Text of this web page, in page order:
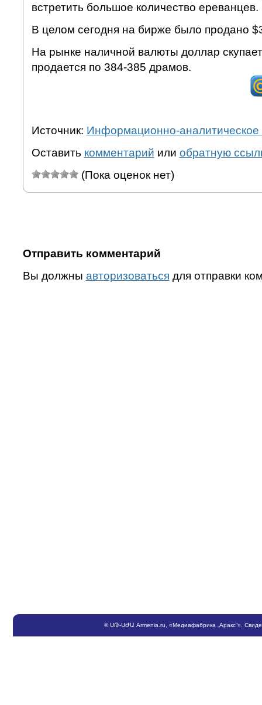
встретить большое количество ереванцев.
В целом сегодня на бирже было продано
На рынке наличной валюты доллар
продается по 384-385 драмов.
Источник: Информационно-аналитическое
Оставить комментарий или обратную
(Пока оценок нет)
Отправить комментарий
Вы должны авторизоваться для отправки
©ՍԹ-ՍԺԱ Armenia.ru , «Медиафабрика „Аракс“».